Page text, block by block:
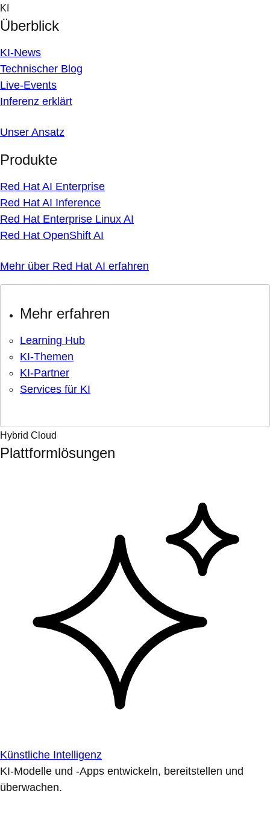
Skip
to
content
KI
Überblick
KI-News
Technischer Blog
Live-Events
Inferenz erklärt
Unser Ansatz
Produkte
Red Hat AI Enterprise
Red Hat AI Inference
Red Hat Enterprise Linux AI
Red Hat OpenShift AI
Mehr über Red Hat AI erfahren
Mehr erfahren
Learning Hub
KI-Themen
KI-Partner
Services für KI
Hybrid Cloud
Plattformlösungen
Künstliche Intelligenz
KI-Modelle und -Apps entwickeln, bereitstellen und
überwachen.